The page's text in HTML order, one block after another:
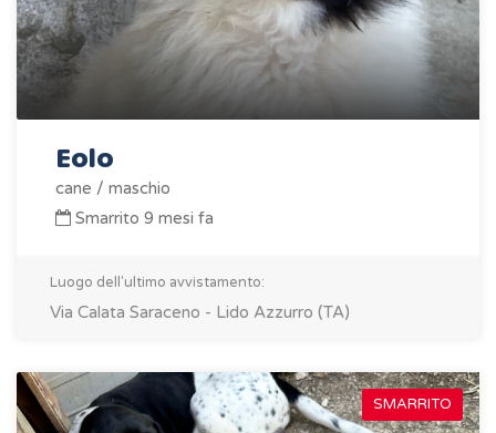
Eolo
cane / maschio
Smarrito 9 mesi fa
Luogo dell'ultimo avvistamento:
Via Calata Saraceno - Lido Azzurro (TA)
SMARRITO